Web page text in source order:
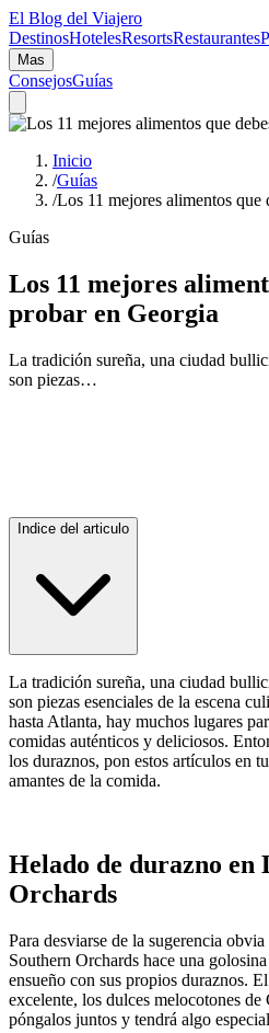
El Blog del Viajero
DestinosHotelesResortsRestaurantes
Mas
ConsejosGuías
Inicio
/Guías
/Los 11 mejores alimentos que
Guías
Los 11 mejores
probar en Georgia
La tradición sureña, una ciudad
son piezas…
Indice del articulo
La tradición sureña, una ciudad
son piezas esenciales de la escena
hasta Atlanta, hay muchos lugares
comidas auténticos y deliciosos.
los duraznos, pon estos artículos en
amantes de la comida.
Helado de durazno en
Orchards
Para desviarse de la sugerencia
Southern Orchards hace una
ensueño con sus propios duraznos.
excelente, los dulces melocotones
póngalos juntos y tendrá algo